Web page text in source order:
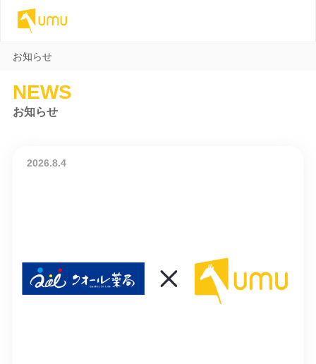
お知らせ
NEWS
お知らせ
2026.8.4